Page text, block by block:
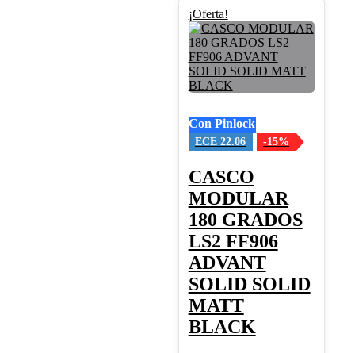
¡Oferta!
Con Pinlock
ECE 22.06 -15%
CASCO
MODULAR
180 GRADOS
LS2 FF906
ADVANT
SOLID SOLID
MATT
BLACK
Este
producto
tiene
múltiples
variantes.
Las
pueden
elegir
la
página
de
producto